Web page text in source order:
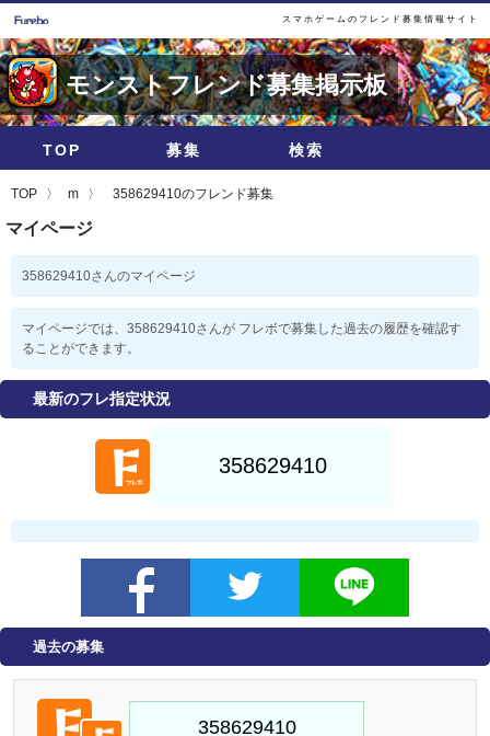
スマホゲームのフレンド募集情報サイト
モンストフレンド募集掲示板
TOP 募集 検索
TOP m 358629410のフレンド募集
マイページ
358629410さんのマイページ
マイページでは、358629410さんが フレボで募集した過去の履歴を確認す
ることができます。
最新のフレ指定状況
過去の募集